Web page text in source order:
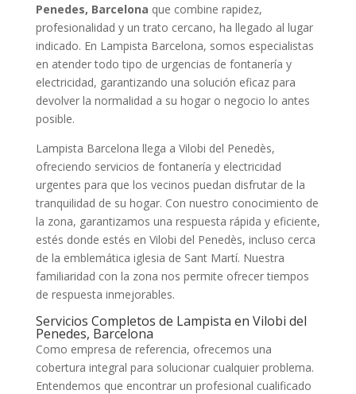
Penedes, Barcelona que combine rapidez,
profesionalidad y un trato cercano, ha llegado al lugar
indicado. En Lampista Barcelona, somos especialistas
en atender todo tipo de urgencias de fontanería y
electricidad, garantizando una solución eficaz para
devolver la normalidad a su hogar o negocio lo antes
posible.
Lampista Barcelona llega a Vilobi del Penedès,
ofreciendo servicios de fontanería y electricidad
urgentes para que los vecinos puedan disfrutar de la
tranquilidad de su hogar. Con nuestro conocimiento de
la zona, garantizamos una respuesta rápida y eficiente,
estés donde estés en Vilobi del Penedès, incluso cerca
de la emblemática iglesia de Sant Martí. Nuestra
familiaridad con la zona nos permite ofrecer tiempos
de respuesta inmejorables.
Servicios Completos de Lampista en Vilobi del
Penedes, Barcelona
Como empresa de referencia, ofrecemos una
cobertura integral para solucionar cualquier problema.
Entendemos que encontrar un profesional cualificado